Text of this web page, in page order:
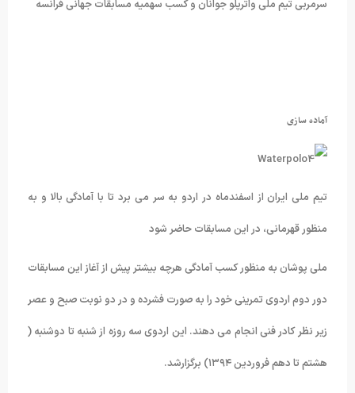
سرمربی تیم ملی واترپلو جوانان و کسب سهمیه مسابقات جهانی فرانسه
آماده سازی
تیم ملی ایران از اسفندماه در اردو به سر می برد تا با آمادگی بالا و به
منظور قهرمانی، در این مسابقات حاضر شود
ملی پوشان به منظور کسب آمادگی هرچه بیشتر پیش از آغاز این مسابقات
دور دوم اردوی تمرینی خود را به صورت فشرده و در دو نوبت صبح و عصر
زیر نظر کادر فنی انجام می دهند. این اردوی سه روزه از شنبه تا دوشنبه (
هشتم تا دهم فروردین ۱۳۹۴) برگزارشد.